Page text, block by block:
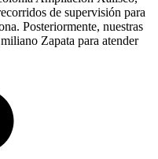
de supervisión para
Posteriormente, nuestras
Zapata para atender